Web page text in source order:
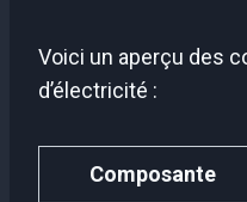
Voici un aperçu des
d’électricité :
Composante